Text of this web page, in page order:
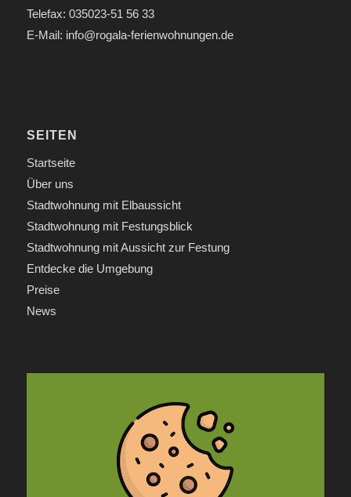
Telefax: 035023-51 56 33
E-Mail: info@rogala-ferienwohnungen.de
SEITEN
Startseite
Über uns
Stadtwohnung mit Elbaussicht
Stadtwohnung mit Festungsblick
Stadtwohnung mit Aussicht zur Festung
Entdecke die Umgebung
Preise
News
INFORMATIONEN